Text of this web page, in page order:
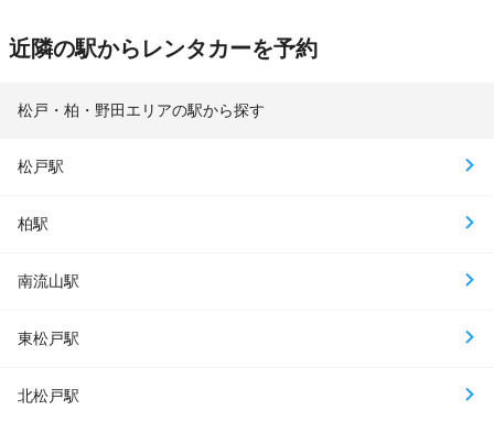
近隣の駅からレンタカーを予約
松戸・柏・野田エリアの駅から探す
松戸駅
柏駅
南流山駅
東松戸駅
北松戸駅